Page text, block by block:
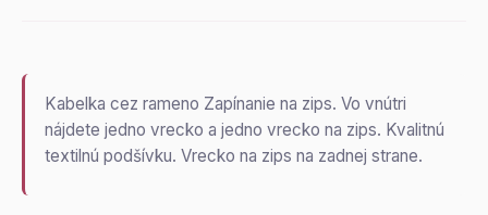
Kabelka cez rameno Zapínanie na zips. Vo vnútri
nájdete jedno vrecko a jedno vrecko na zips. Kvalitnú
textilnú podšívku. Vrecko na zips na zadnej strane.